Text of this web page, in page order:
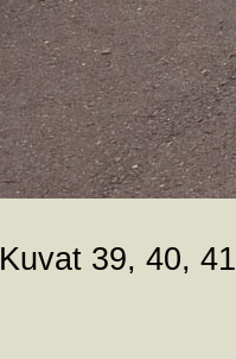
Kuvat 39, 40,